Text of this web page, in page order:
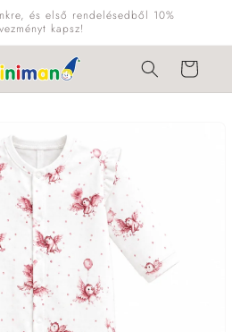
és első rendelésedből 10%
kapsz!
Kosár